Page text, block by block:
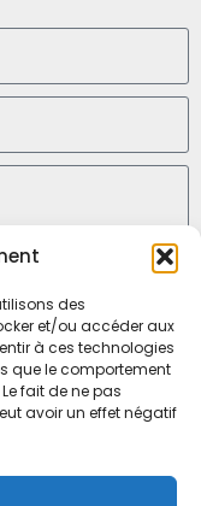
des
et/ou accéder aux
à ces technologies
que le comportement
fait de ne pas
avoir un effet négatif
la (
Marteau